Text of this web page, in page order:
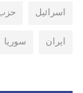
اسرائيل
ايران
سوريا